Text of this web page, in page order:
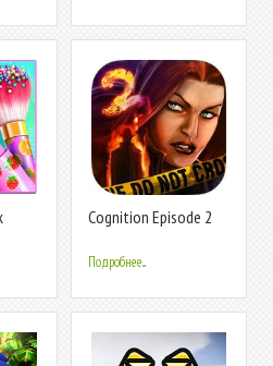
Cognition Episode 2
Подробнее...